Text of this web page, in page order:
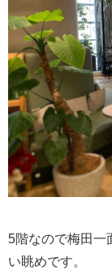
5階なので梅田一
い眺めです。